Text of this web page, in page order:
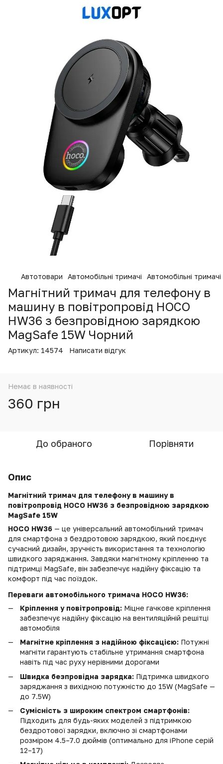
Автотовари Автомобільні тримачі Автомобільні
Магнітний тримач для телефону в
машину в повітропровід HOCO
HW36 з безпровідною зарядкою
MagSafe 15W Чорний
Артикул: 14574 Написати відгук
Немає в наявності
360 грн
До обраного Порівняти
Опис
Магнітний тримач для телефону в машину в
повітропровід HOCO HW36 з безпровідною зарядкою
MagSafe 15W
HOCO HW36 — це універсальний автомобільний тримач
для смартфона з бездротовою зарядкою, який поєднує
сучасний дизайн, зручність використання та технологію
швидкого заряджання. Завдяки магнітному кріпленню та
підтримці MagSafe, він забезпечує надійну фіксацію та
комфорт під час поїздок.
Переваги автомобільного тримача HOCO HW36:
Кріплення у повітропровід: Міцне гачкове кріплення
забезпечує надійну фіксацію на вентиляційній решітці
автомобіля
Магнітне кріплення з надійною фіксацією: Потужні
магніти гарантують стабільне утримання смартфона
навіть під час руху нерівними дорогами
Швидка безпровідна зарядка: Підтримка швидкого
заряджання з вихідною потужністю до 15W (MagSafe —
до 7.5W)
Сумісність з широким спектром смартфонів:
Підходить для будь-яких моделей з підтримкою
бездротової зарядки, включно зі смартфонами
розміром 4.5–7.0 дюймів (оптимально для iPhone серій
12–17)